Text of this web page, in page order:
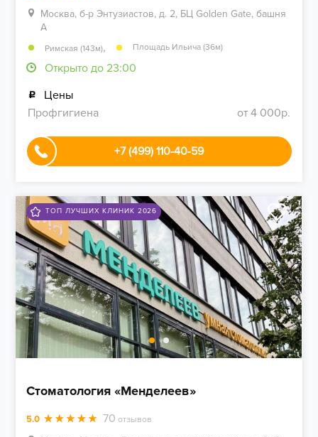
Москва, б-р Энтузиастов, д. 2, БЦ Golden Gate, башня
А
Римская (143м), Площадь Ильича (36м)
Открыто до 23:00
Цены
Профгигиена
от 4 000р.
+7 (499) 110-40-59
ТОП ЛУЧШИХ КЛИНИК 2026
Стоматология «Менделеев»
5.0 70 отзывов